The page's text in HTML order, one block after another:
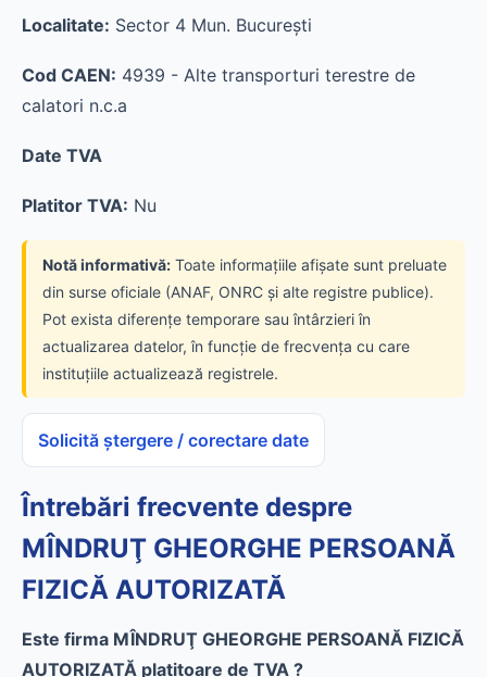
Localitate: Sector 4 Mun. Bucureşti
Cod CAEN: 4939 - Alte transporturi terestre de
calatori n.c.a
Date TVA
Platitor TVA: Nu
Notă informativă: Toate informațiile afișate sunt preluate
din surse oficiale (ANAF, ONRC și alte registre publice).
Pot exista diferențe temporare sau întârzieri în
actualizarea datelor, în funcție de frecvența cu care
instituțiile actualizează registrele.
Solicită ștergere / corectare date
Întrebări frecvente despre
MÎNDRUŢ GHEORGHE PERSOANĂ
FIZICĂ AUTORIZATĂ
Este firma MÎNDRUŢ GHEORGHE PERSOANĂ FIZICĂ
AUTORIZATĂ platitoare de TVA ?